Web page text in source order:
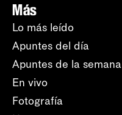
Más
Lo más leído
Apuntes del día
Apuntes de la semana
En vivo
Fotografía